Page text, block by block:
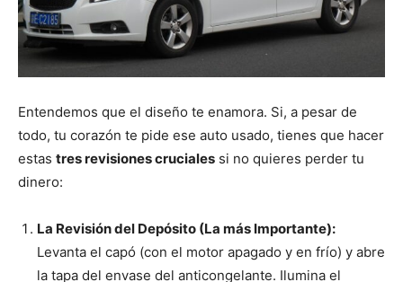
Entendemos que el diseño te enamora. Si, a pesar de
todo, tu corazón te pide ese auto usado, tienes que hacer
estas tres revisiones cruciales si no quieres perder tu
dinero:
La Revisión del Depósito (La más Importante):
Levanta el capó (con el motor apagado y en frío) y abre
la tapa del envase del anticongelante. Ilumina el